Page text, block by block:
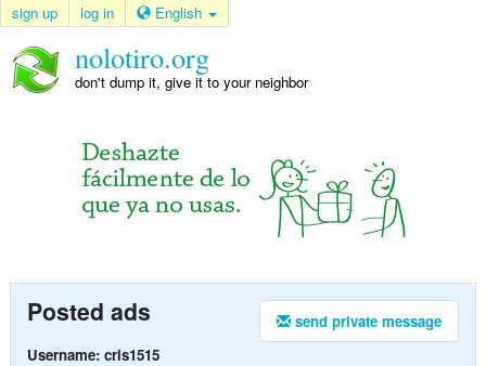
sign up log in English
nolotiro.org
don't dump it, give it to your neighbor
send private message
Posted ads
Username: cris1515